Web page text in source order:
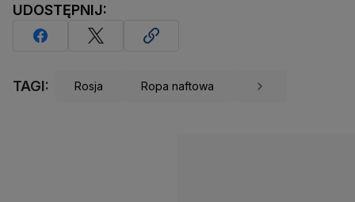
UDOSTĘPNIJ:
TAGI: Rosja Ropa naftowa